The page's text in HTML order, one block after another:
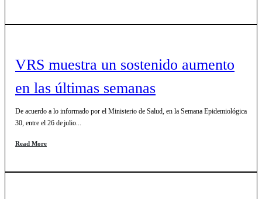
VRS muestra un sostenido aumento
en las últimas semanas
De acuerdo a lo informado por el Ministerio de Salud, en la Semana Epidemiológica
30, entre el 26 de julio...
Read More